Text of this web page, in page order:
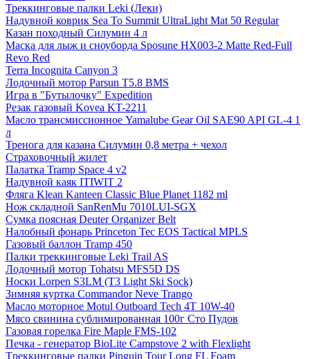
Треккинговые палки Leki (Леки)
Надувной коврик Sea To Summit UltraLight Mat 50 Regular
Казан походный Силумин 4 л
Маска для лыж и сноуборда Sposune HX003-2 Matte Red-Full
Revo Red
Terra Incognita Canyon 3
Лодочный мотор Parsun T5.8 BMS
Игра в "Бутылочку" Expedition
Резак газовый Kovea KT-2211
Масло трансмиссионное Yamalube Gear Oil SAE90 API GL-4 1
л
Тренога для казана Силумин 0,8 метра + чехол
Страховочный жилет
Палатка Tramp Space 4 v2
Надувной каяк ITIWIT 2
Фляга Klean Kanteen Classic Blue Planet 1182 ml
Нож складной SanRenMu 7010LUI-SGX
Сумка поясная Deuter Organizer Belt
Налобный фонарь Princeton Tec EOS Tactical MPLS
Газовый баллон Tramp 450
Палки треккинговые Leki Trail AS
Лодочный мотор Tohatsu MFS5D DS
Носки Lorpen S3LM (T3 Light Ski Sock)
Зимняя куртка Commandor Neve Trango
Масло моторное Motul Outboard Tech 4T 10W-40
Мясо свинина сублимированная 100г Сто Пудов
Газовая горелка Fire Maple FMS-102
Печка - генератор BioLite Campstove 2 with Flexlight
Tреккинговые палки Pinguin Tour Long FL Foam